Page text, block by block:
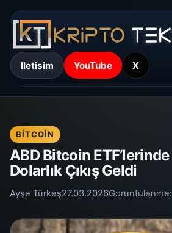
Iletisim YouTube X
BITCOIN
ABD Bitcoin
Dolarlık Çıkış Geldi
Ayşe Türkeş27.03.2026Goruntulenme: